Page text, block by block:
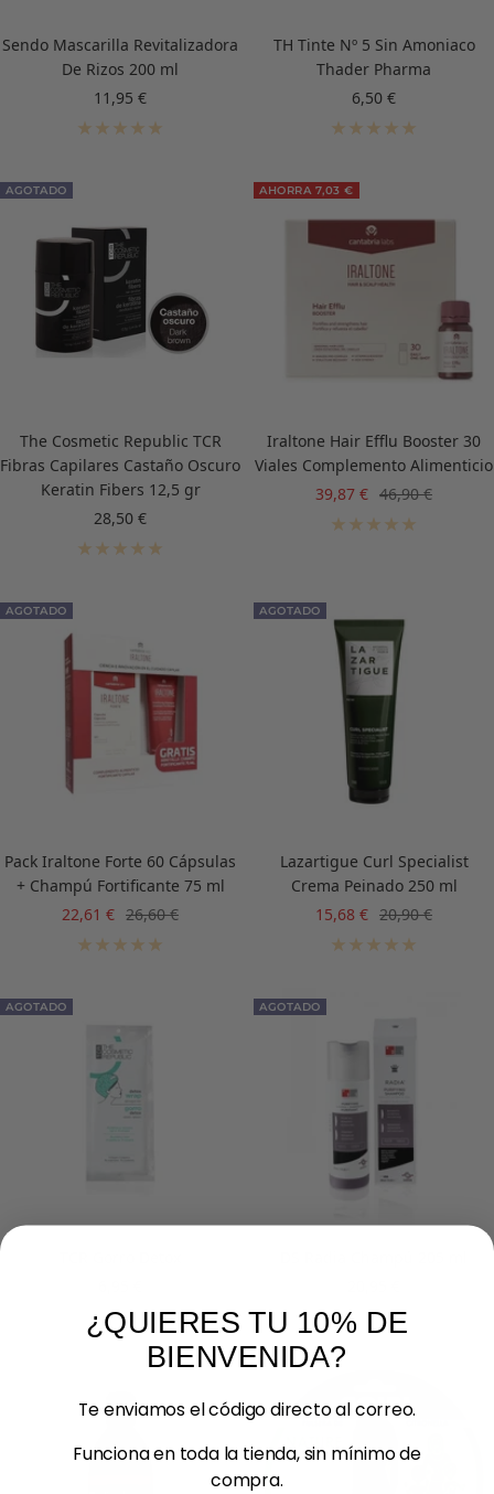
Sendo Mascarilla Revitalizadora
De Rizos 200 ml
Precio
de
11,95 €
TH Tinte Nº 5 Sin Amoniaco
Thader Pharma
Precio
de
6,50 €
AGOTADO
The Cosmetic Republic TCR
Fibras Capilares Castaño Oscuro
Keratin Fibers 12,5 gr
Precio
de
28,50 €
AHORRA 7,03 €
Iraltone Hair Efflu Booster 30
Viales Complemento Alimenticio
Precio
39,87 € Precio
normal
46,90 €
AGOTADO
Pack Iraltone Forte 60 Cápsulas
+ Champú Fortificante 75 ml
Precio
22,61 € Precio
normal
26,60 €
AGOTADO
Lazartigue Curl Specialist
Crema Peinado 250 ml
Precio
15,68 € Precio
normal
20,90 €
AGOTADO
de
venta
AGOTADO
de
venta
¿QUIERES TU 10% DE
BIENVENIDA?
Te enviamos el código directo al correo.
Funciona en toda la tienda, sin mínimo de
compra.